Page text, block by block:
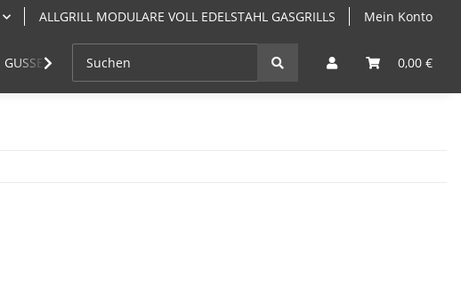
ALLGRILL MODULARE VOLL EDELSTAHL GASGRILLS Mein Konto
0,00 €
GUSSEISEN ANGEBOTE GRILLKURSE & GRILLSEMINARE